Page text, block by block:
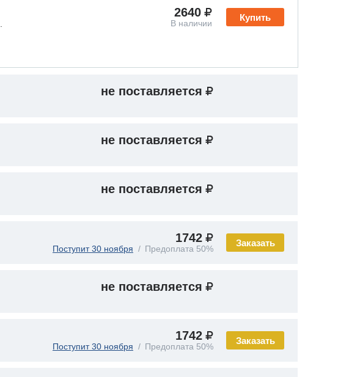
Купить
2640
В наличии
не поставляется
не поставляется
не поставляется
Заказать
1742
Поступит 30 ноября Предоплата 50%
не поставляется
Заказать
1742
Поступит 30 ноября Предоплата 50%